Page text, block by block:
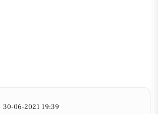
30-06-2021 19:39